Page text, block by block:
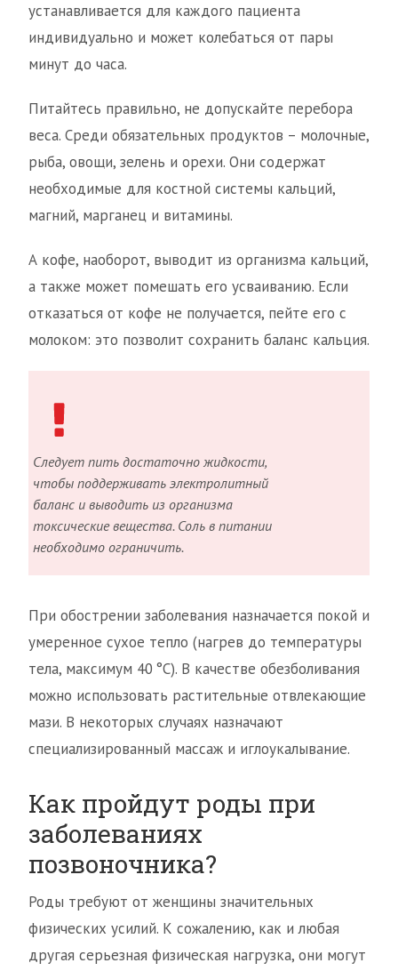
устанавливается для каждого пациента
индивидуально и может колебаться от пары
минут до часа.
Питайтесь правильно, не допускайте перебора
веса. Среди обязательных продуктов – молочные,
рыба, овощи, зелень и орехи. Они содержат
необходимые для костной системы кальций,
магний, марганец и витамины.
А кофе, наоборот, выводит из организма кальций,
а также может помешать его усваиванию. Если
отказаться от кофе не получается, пейте его с
молоком: это позволит сохранить баланс кальция.
Следует пить достаточно жидкости,
чтобы поддерживать электролитный
баланс и выводить из организма
токсические вещества. Соль в питании
необходимо ограничить.
При обострении заболевания назначается покой и
умеренное сухое тепло (нагрев до температуры
тела, максимум 40 °С). В качестве обезболивания
можно использовать растительные отвлекающие
мази. В некоторых случаях назначают
специализированный массаж и иглоукалывание.
Как пройдут роды при
заболеваниях
позвоночника?
Роды требуют от женщины значительных
физических усилий. К сожалению, как и любая
другая серьезная физическая нагрузка, они могут